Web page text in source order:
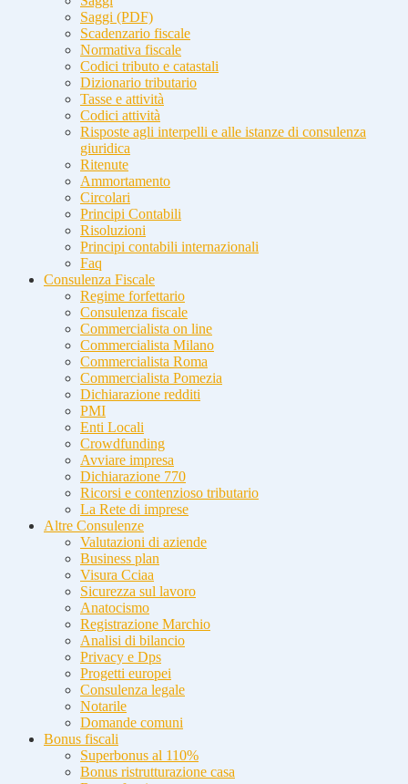
Saggi (PDF)
Scadenzario fiscale
Normativa fiscale
Codici tributo e catastali
Dizionario tributario
Tasse e attività
Codici attività
Risposte agli interpelli e alle istanze di consulenza
giuridica
Ritenute
Ammortamento
Circolari
Principi Contabili
Risoluzioni
Principi contabili internazionali
Faq
Consulenza Fiscale
Regime forfettario
Consulenza fiscale
Commercialista on line
Commercialista Milano
Commercialista Roma
Commercialista Pomezia
Dichiarazione redditi
PMI
Enti Locali
Crowdfunding
Avviare impresa
Dichiarazione 770
Ricorsi e contenzioso tributario
La Rete di imprese
Altre Consulenze
Valutazioni di aziende
Business plan
Visura Cciaa
Sicurezza sul lavoro
Anatocismo
Registrazione Marchio
Analisi di bilancio
Privacy e Dps
Progetti europei
Consulenza legale
Notarile
Domande comuni
Bonus fiscali
Superbonus al 110%
Bonus ristrutturazione casa